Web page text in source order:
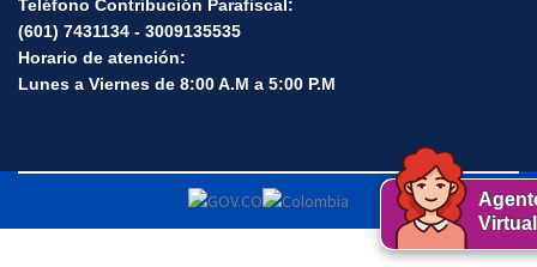
Teléfono Contribución Parafiscal:
(601) 7431134 - 3009135535
Horario de atención:
Lunes a Viernes de 8:00 A.M a 5:00 P.M
Virtual